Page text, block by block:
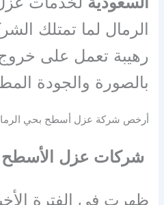
الرمال لما تمتلك
رهيبة تعمل على
بالصورة والجودة
أرخص شركة عزل أسطح بحي
شركات عزل الأسطح
ظهرت في الفترة